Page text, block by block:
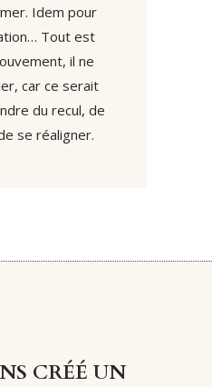
Idem pour
Tout est
il ne
car ce serait
du recul, de
se réaligner.
CRÉÉ UN